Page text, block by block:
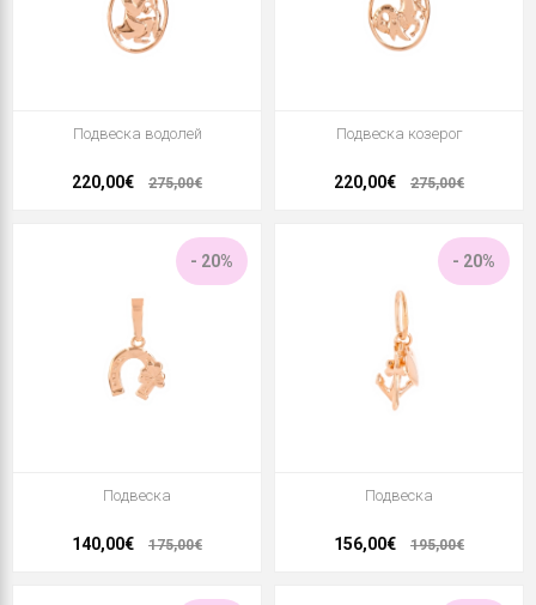
Подвеска водолей
220,00€ 275,00€
Подвеска козерог
220,00€ 275,00€
- 20%
Подвеска
140,00€ 175,00€
- 20%
Подвеска
156,00€ 195,00€